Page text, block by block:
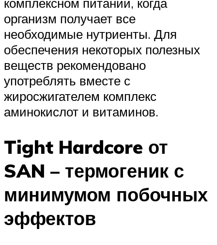
организм получает все
необходимые нутриенты. Для
обеспечения некоторых полезных
веществ рекомендовано
употреблять вместе с
жиросжигателем комплекс
аминокислот и витаминов.
Tight Hardcore от
SAN – термогеник с
минимумом побочных
эффектов